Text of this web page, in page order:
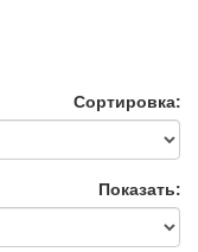
Сортировка:
Показать: